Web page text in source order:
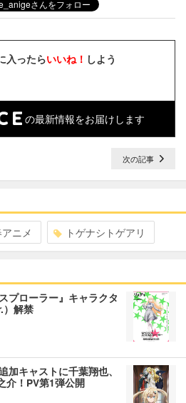
入ったらいいね！ しよう
の最新情報をお届けします
次の記事
ニメ トゲナシトゲアリ
プローラー』キャラクタ
）解禁
加キャストに千葉翔也、
介！PV第1弾公開